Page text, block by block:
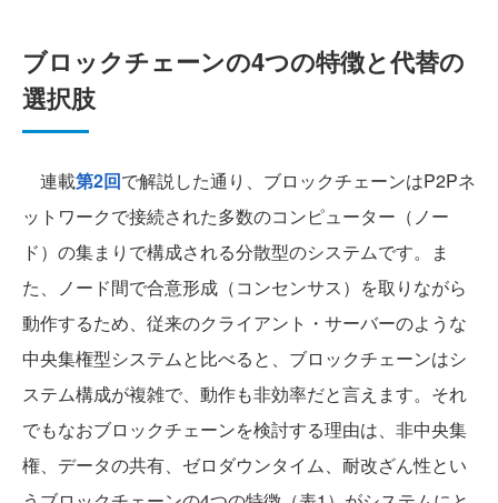
ブロックチェーンの4つの特徴と代替の
選択肢
連載第2回で解説した通り、ブロックチェーンはP2Pネ
ットワークで接続された多数のコンピューター（ノー
ド）の集まりで構成される分散型のシステムです。ま
た、ノード間で合意形成（コンセンサス）を取りながら
動作するため、従来のクライアント・サーバーのような
中央集権型システムと比べると、ブロックチェーンはシ
ステム構成が複雑で、動作も非効率だと言えます。それ
でもなおブロックチェーンを検討する理由は、非中央集
権、データの共有、ゼロダウンタイム、耐改ざん性とい